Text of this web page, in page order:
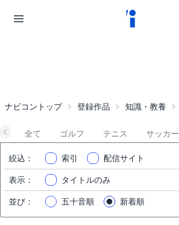
ナビコントップ 登録作品 知識・教養
全て ゴルフ テニス サッカー
絞込 ： 索引 配信サイト
表示 ： タイトルのみ
並び ： 五十音順 新着順